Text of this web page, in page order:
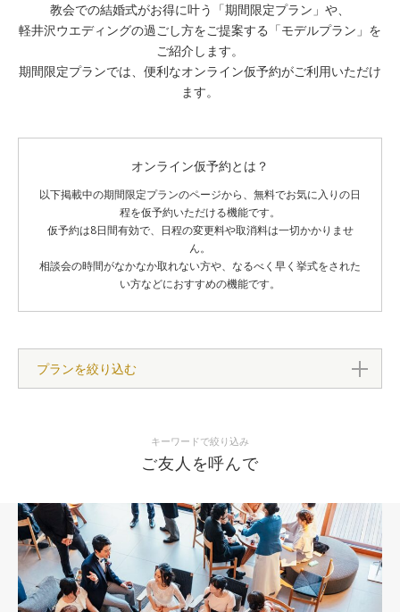
教会での結婚式がお得に叶う「期間限定プラン」や、
軽井沢ウエディングの過ごし方をご提案する「モデルプラン」を
ご紹介します。
期間限定プランでは、便利なオンライン仮予約がご利用いただけ
ます。
オンライン仮予約とは？
以下掲載中の期間限定プランのページから、無料でお気に入りの日
程を仮予約いただける機能です。
仮予約は8日間有効で、日程の変更料や取消料は一切かかりませ
ん。
相談会の時間がなかなか取れない方や、なるべく早く挙式をされた
い方などにおすすめの機能です。
プランを絞り込む
キーワードで絞り込み
ご友人を呼んで